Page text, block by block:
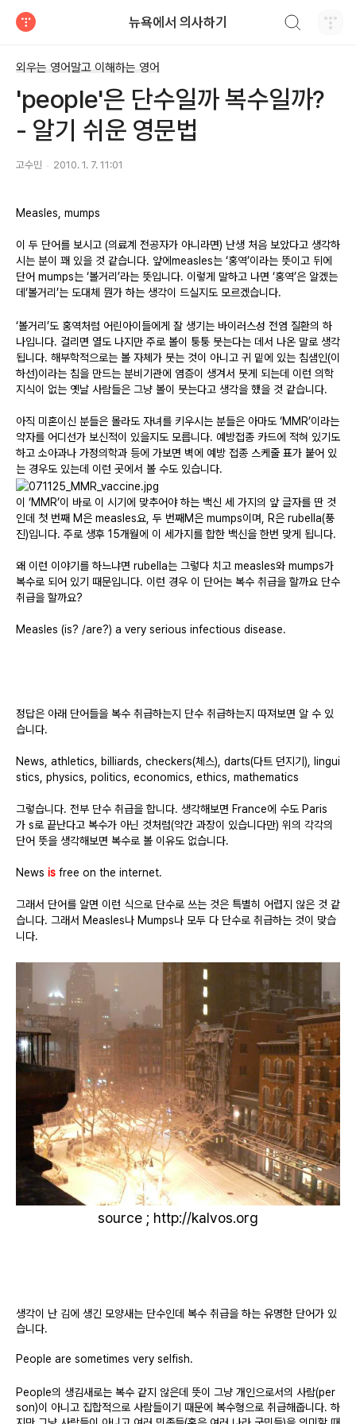
뉴욕에서 의사하기
외우는 영어말고 이해하는 영어
'people'은 단수일까 복수일까?
- 알기 쉬운 영문법
고수민 2010. 1. 7. 11:01
Measles, mumps
이 두 단어를 보시고 (의료계 전공자가 아니라면) 난생 처음 보았다고 생각하
시는 분이 꽤 있을 것 같습니다. 앞에measles는 ‘홍역’이라는 뜻이고 뒤에
단어 mumps는 ‘볼거리’라는 뜻입니다. 이렇게 말하고 나면 ‘홍역’은 알겠는
데‘볼거리’는 도대체 뭔가 하는 생각이 드실지도 모르겠습니다.
‘볼거리’도 홍역처럼 어린아이들에게 잘 생기는 바이러스성 전염 질환의 하
나입니다. 걸리면 열도 나지만 주로 볼이 퉁퉁 붓는다는 데서 나온 말로 생각
됩니다. 해부학적으로는 볼 자체가 붓는 것이 아니고 귀 밑에 있는 침샘인(이
하선)이라는 침을 만드는 분비기관에 염증이 생겨서 붓게 되는데 이런 의학
지식이 없는 옛날 사람들은 그냥 볼이 붓는다고 생각을 했을 것 같습니다.
아직 미혼이신 분들은 몰라도 자녀를 키우시는 분들은 아마도 ‘MMR’이라는
약자를 어디선가 보신적이 있을지도 모릅니다. 예방접종 카드에 적혀 있기도
하고 소아과나 가정의학과 등에 가보면 벽에 예방 접종 스케줄 표가 붙어 있
는 경우도 있는데 이런 곳에서 볼 수도 있습니다.
이 ‘MMR’이 바로 이 시기에 맞추어야 하는 백신 세 가지의 앞 글자를 딴 것
인데 첫 번째 M은 measles요 두 번째 M은 mumps이며 , R은 rubella(풍
진)입니다. 주로 생후 15개월에 이 세가지를 합한 백신을 한번 맞게 됩니다.
왜 이런 이야기를 하느냐면 rubella는 그렇다 치고 measles와 mumps가
복수로 되어 있기 때문입니다. 이런 경우 이 단어는 복수 취급을 할까요 단수
취급을 할까요?
Measles (is? /are?) a very serious infectious disease.
정답은 아래 단어들을 복수 취급하는지 단수 취급하는지 따져보면 알 수 있
습니다.
News, athletics, billiards, checkers(체스), darts(다트 던지기 ), lingui
stics, physics, politics, economics, ethics, mathematics
그렇습니다. 전부 단수 취급을 합니다. 생각해보면 France에 수도 Paris
가 s로 끝난다고 복수가 아닌 것처럼(약간 과장이 있습니다만) 위의 각각의
단어 뜻을 생각해보면 복수로 볼 이유도 없습니다.
News is free on the internet.
그래서 단어를 알면 이런 식으로 단수로 쓰는 것은 특별히 어렵지 않은 것 같
습니다. 그래서 Measles나 Mumps나 모두 다 단수로 취급하는 것이 맞습
니다.
source ; http://kalvos.org
생각이 난 김에 생긴 모양새는 단수인데 복수 취급을 하는 유명한 단어가 있
습니다.
People are sometimes very selfish.
People의 생김새로는 복수 같지 않은데 뜻이 그냥 개인으로서의 사람(per
son)이 아니고 집합적으로 사람들이기 때문에 복수형으로 취급해줍니다. 하